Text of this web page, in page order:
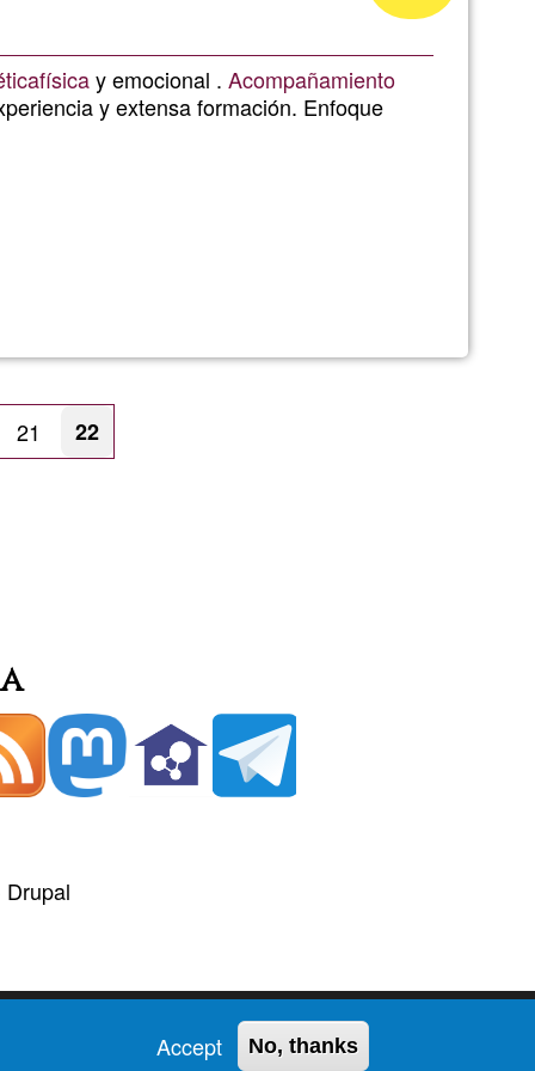
físicay emocional . Acompañamiento
y extensa formación. Enfoque
da
Ğ1
Página
21
Página
22
Drupal
Accept No, thanks